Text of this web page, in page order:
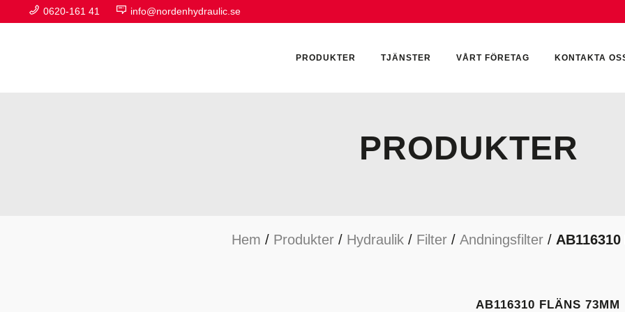
0620-161 41 info@nordenhydraulic.se
PRODUKTER
HYDRAULIKTILLBEHÖR HYDRAULMOTORER
TJÄNSTER VÅRT FÖRETAG KONTAKTA
PRODUKTER
Hem / Produkter / Hydraulik / Filter / Andningsfilter /
AB116310 FLÄNS 73MM